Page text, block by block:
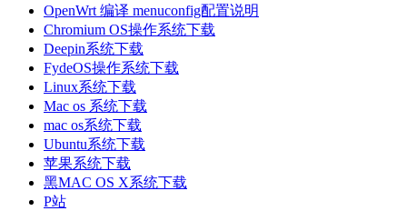
OpenWrt 编译 menuconfig配置说明
Chromium OS操作系统下载
Deepin系统下载
FydeOS操作系统下载
Linux系统下载
Mac os 系统下载
mac os系统下载
Ubuntu系统下载
苹果系统下载
黑MAC OS X系统下载
P站